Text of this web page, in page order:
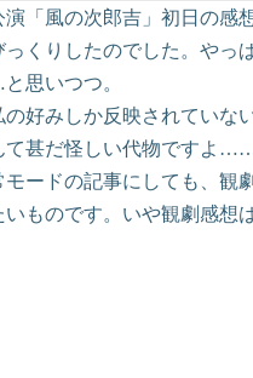
演「風の次郎吉」初日の感
っくりしたのでした。やっ
思いつつ。
の好みしか反映されてい
て甚だ怪しい代物ですよ
ードの記事にしても、観
ものです。いや観劇感想